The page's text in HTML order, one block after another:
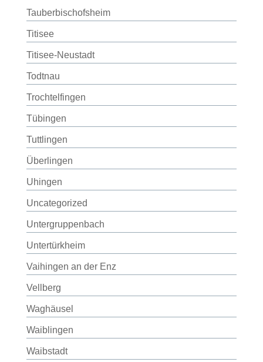
Tauberbischofsheim
Titisee
Titisee-Neustadt
Todtnau
Trochtelfingen
Tübingen
Tuttlingen
Überlingen
Uhingen
Uncategorized
Untergruppenbach
Untertürkheim
Vaihingen an der Enz
Vellberg
Waghäusel
Waiblingen
Waibstadt